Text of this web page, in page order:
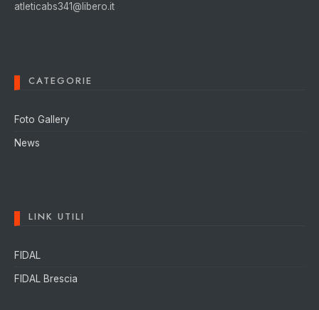
atleticabs341@libero.it
CATEGORIE
Foto Gallery
News
LINK UTILI
FIDAL
FIDAL Brescia